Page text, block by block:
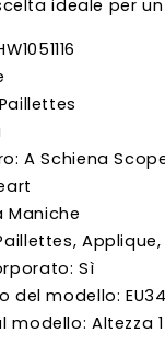
ideale per
A Schiena
Maniche
Sì
del modello: EU34
modello: Altezza